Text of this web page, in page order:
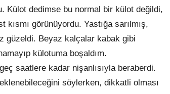
Külot dedimse bu normal bir külot değildi,
görünüyordu. Yastığa sarılmış,
güzeldi. Beyaz kalçalar kabak gibi
külotuma boşaldım.
saatlere kadar nişanlısıyla beraberdi.
söylerken, dikkatli olması